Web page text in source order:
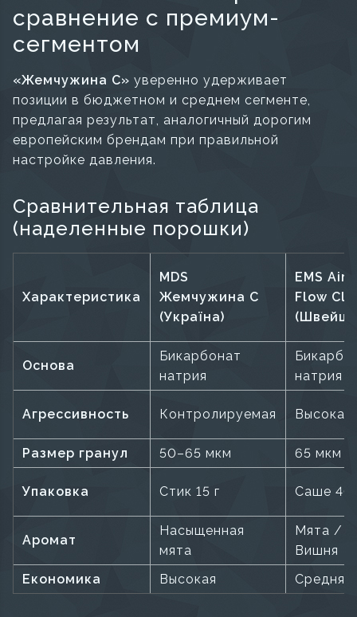
сравнение с премиум-
сегментом
«Жемчужина С» уверенно удерживает
позиции в бюджетном и среднем сегменте,
предлагая результат, аналогичный дорогим
европейским брендам при правильной
настройке давления.
Сравнительная таблица
(наделенные порошки)
Характеристика
MDS
Жемчужина С
(Україна)
EMS Air-
Flow
Основа
Бикарбонат
натрия
натрия
Агрессивность Контролируемая Высокая
Размер гранул 50–65 мкм 65 мкм
Упаковка Стик 15 г Саше 40
Аромат
Насыщенная
мята
Мята /
Вишня
Економика
Высокая Средняя